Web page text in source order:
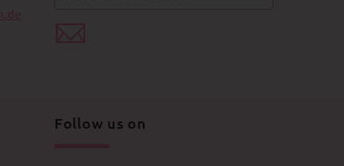
Follow us on